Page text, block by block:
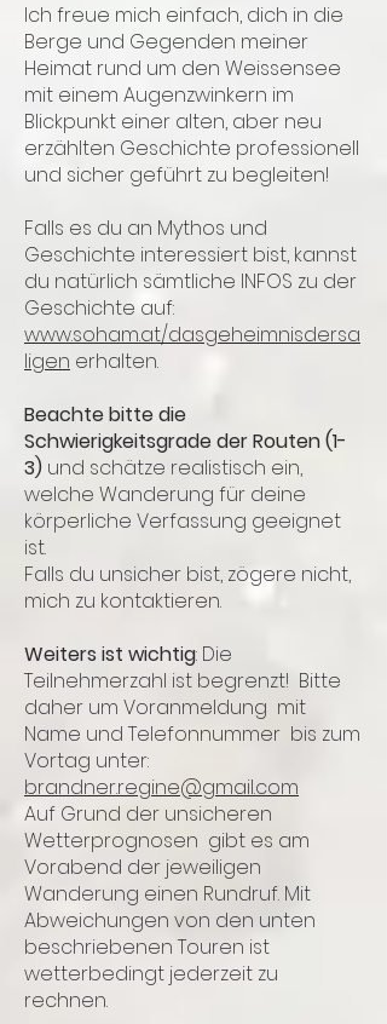
Ich freue mich einfach, dich in die
Berge und Gegenden meiner
Heimat rund um den Weissensee
mit einem Augenzwinkern im
Blickpunkt einer alten, aber neu
erzählten Geschichte professionell
und sicher geführt zu begleiten!
Falls es du an Mythos und
Geschichte interessiert bist, kannst
du natürlich sämtliche INFOS zu der
Geschichte auf:
www.soham.at/dasgeheimnisdersa
ligen erhalten.
Beachte bitte die
Schwierigkeitsgrade der Routen (1-
3) und schätze realistisch ein,
welche Wanderung für deine
körperliche Verfassung geeignet
ist.
Falls du unsicher bist, zögere nicht,
mich zu kontaktieren.
Weiters ist wichtig: Die
Teilnehmerzahl ist begrenzt! Bitte
daher um Voranmeldung mit
Name und Telefonnummer bis zum
Vortag unter:
brandner.regine@gmail.com
Auf Grund der unsicheren
Wetterprognosen gibt es am
Vorabend der jeweiligen
Wanderung einen Rundruf. Mit
Abweichungen von den unten
beschriebenen Touren ist
wetterbedingt jederzeit zu
rechnen.